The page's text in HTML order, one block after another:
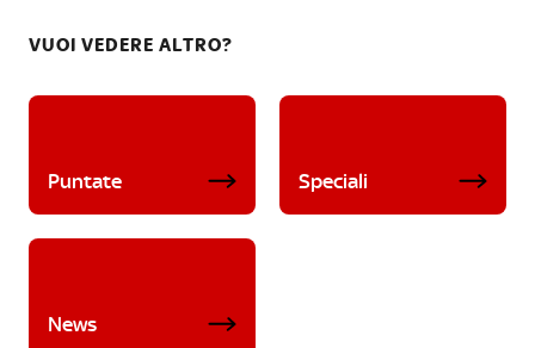
VUOI VEDERE ALTRO?
Puntate Speciali
News